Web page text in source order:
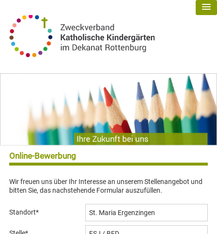
Online-Bewerbung
Wir freuen uns über Ihr Interesse an unserem Stellenangebot und
bitten Sie, das nachstehende Formular auszufüllen.
Standort*